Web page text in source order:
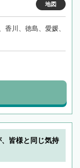
地図
香川、徳島、愛媛、
、皆様と同じ気持